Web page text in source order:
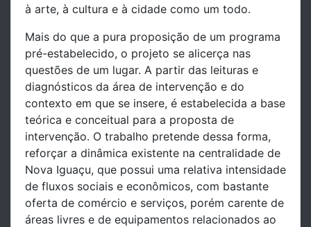
à arte, à cultura e à cidade como um todo.
Mais do que a pura proposição de um programa
pré-estabelecido, o projeto se alicerça nas
questões de um lugar. A partir das leituras e
diagnósticos da área de intervenção e do
contexto em que se insere, é estabelecida a base
teórica e conceitual para a proposta de
intervenção. O trabalho pretende dessa forma,
reforçar a dinâmica existente na centralidade de
Nova Iguaçu, que possui uma relativa intensidade
de fluxos sociais e econômicos, com bastante
oferta de comércio e serviços, porém carente de
áreas livres e de equipamentos relacionados ao